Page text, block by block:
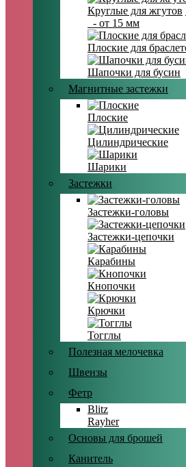
Круглые для жгутов
- от 15 мм
Плоские для
Шапочки для бусин
Магнитные застежки
Плоские
Цилиндрические
Шарики
Застежки
Застежки-головы
Застежки-цепочки
Карабины
Кнопочки
Крючки
Тогглы
Полезная мелочевка
Швензы
Фетр
Blitz
Rayher
Основы для брошей
Канитель